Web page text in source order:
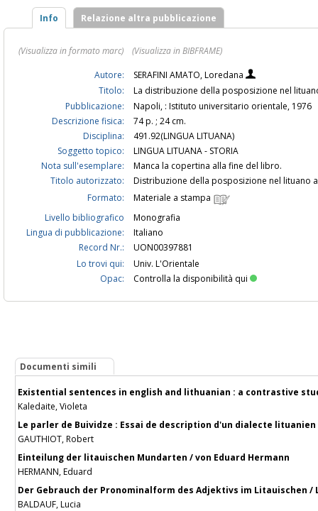
Info Relazione altra pubblicazione
(Visualizza in formato marc)
(Visualizza in BIBFRAME)
Autore:
SERAFINI AMATO, Loredana
Titolo:
La distribuzione della posposizione nel
Pubblicazione:
Napoli, : Istituto universitario orientale, 1976
Descrizione fisica:
74 p. ; 24 cm.
Disciplina:
491.92(LINGUA LITUANA)
Soggetto topico:
LINGUA LITUANA - STORIA
Nota sull'esemplare:
Manca la copertina alla fine del libro.
Titolo autorizzato:
Distribuzione della posposizione nel lituano
Formato:
Materiale a stampa
Livello bibliografico
Monografia
Lingua di pubblicazione:
Italiano
Record Nr.:
UON00397881
Lo trovi qui:
Univ. L'Orientale
Opac:
Controlla la disponibilità qui
Documenti simili
Existential sentences in english and lithuanian : a contrastive
Kaledaite, Violeta
Le parler de Buividze : Essai de description d'un dialecte
GAUTHIOT, Robert
Einteilung der litauischen Mundarten / von Eduard Hermann
HERMANN, Eduard
Der Gebrauch der Pronominalform des Adjektivs im Litauischen /
BALDAUF, Lucia